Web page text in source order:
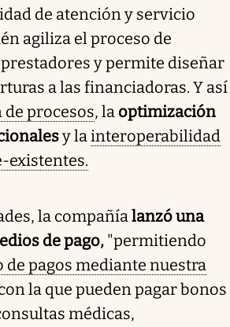
de atención y servicio
agiliza el proceso de
y permite diseñar
a las financiadoras. Y así
procesos, la optimización
y lainteroperabilidad
existentes.
la compañíalanzó una
de pago, "permitiendo
pagos mediante nuestra
la que pueden pagar bonos
médicas,